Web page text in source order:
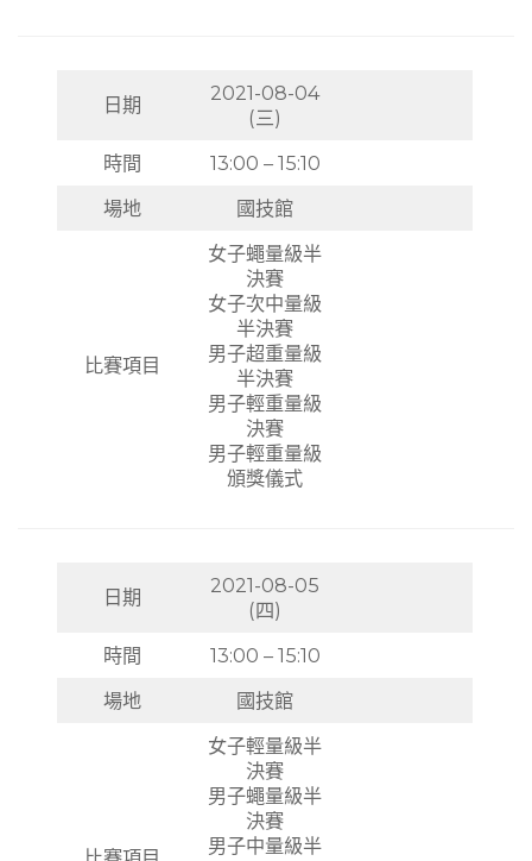
日期
2021-08-04
(三)
時間
13:00 – 15:10
場地
國技館
比賽項目
女子蠅量級半
決賽
女子次中量級
半決賽
男子超重量級
半決賽
男子輕重量級
決賽
男子輕重量級
頒獎儀式
日期
2021-08-05
(四)
時間
13:00 – 15:10
場地
國技館
女子輕量級半
決賽
男子蠅量級半
決賽
男子中量級半